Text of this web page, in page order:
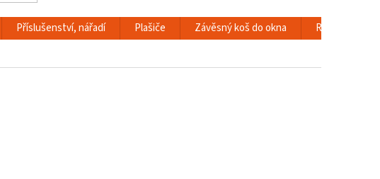
Příslušenství, nářadí Plašiče Závěsný koš do okna RACK systémy